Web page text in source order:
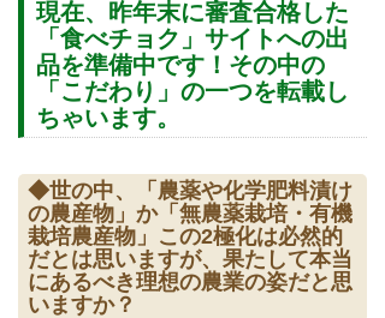
現在、昨年末に審査合格した
「食べチョク」サイトへの出
品を準備中です！その中の
「こだわり」の一つを転載し
ちゃいます。
◆世の中、「農薬や化学肥料漬け
の農産物」か「無農薬栽培・有機
栽培農産物」この2極化は必然的
だとは思いますが、果たして本当
にあるべき理想の農業の姿だと思
いますか？